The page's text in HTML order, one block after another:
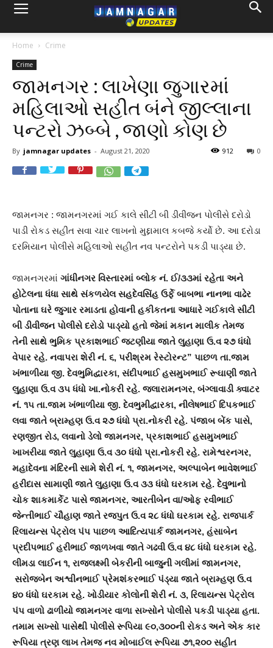
Home Crime
Crime
જામનગર : લાખેણા જુગારમાં
મહિલાઓ સહીત બંને જીલ્લાના
પન્ટરો ઝબ્બે , જાણો કોણ છે
By jamnagar updates - August 21, 2020 0
912
જામનગર : જામનગરમાં ગઈ કાલે સીટી બી ડીવીજન પોલીસે દરોડો
પાડી રોકડ સહીત સવા ચાર લાખનો મુદ્દામાલ કબજે કર્યો છે. આ દરોડા
દરમિયાન પોલીસે મહિલાઓ સહીત નવ પન્ટરોને પકડી પાડ્યા છે.
જામનગરમાં ગાંધીનગર વિસ્તારમાં બ્લોક નં. ઈ/૩૩માં રહેતા અને
હોટેલના ધંધા સાથે સંકળયેલ સહદેવસિંહ ઉર્ફે બાબભા નાનભા વાઢેર
પોતાના ઘરે જુગાર રમાડતા હોવાની હકીકતના આધારે ગઈકાલે સીટી
બી ડીવીજન પોલીસે દરોડો પાડ્યો હતો જેમાં મકાન માલીક તેમજ
તેની સાથે ભુમિક પ્રકાશભાઈ જટણીયા જાતે લુહાણા ઉ.વ ૨૭ ધંધો
વેપાર રહે. નવાપરા શેરી નં. ૬, પરીશ્રમ રેસ્ટોરન્‍ટ” પાછળ તા.જામ
ખંભાળીયા જી. દેવભુમિદ્વારકા, સંદીપભાઈ હસમુખભાઈ રૂઘાણી જાતે
લુહાણા ઉ.વ ૩૫ ધંધો ખા.નોકરી રહે. જલારામનગર, બંગ્લાવાડી ક્વાટર
નં. ૧૫ તા.જામ ખંભાળીયા જી. દેવભુમીદ્વારકા, નીલેષભાઈ દિપકભાઈ
લવા જાતે બ્રામ્હણ ઉ.વ ૨૭ ધંધો પ્રા.નોકરી રહે. પંજાબ બેંક પાસે,
રણજીત રોડ, લવાનો ડેલો જામનગર, પ્રકાશભાઈ હસમુખભાઈ
ખાખરીયા જાતે લુહાણા ઉ.વ ૩૦ ધંધો પ્રા.નોકરી રહે. રામેશ્વરનગર,
મહાદેવના મંદિરની સામે શેરી નં. ૧, જામનગર, અલ્પાબેન ભાવેશભાઈ
હરીદાસ સામાણી જાતે લુહાણા ઉ.વ ૩૩ ધંધો ઘરકામ રહે. દેવુભાનો
ચોક શાકમાર્કેટ પાસે જામનગર, આરતીબેન વા/ઓફ રવીભાઈ
જેન્‍તીભાઈ ચૌહાણ જાતે રજપુત ઉ.વ ૨૮ ધંધો ઘરકામ રહે. રાજપાર્ક
રિલાયન્‍સ પેટ્રોલ પંપ પાછળ આદિત્યપાર્ક જામનગર, હંસાબેન
પ્રદીપભાઈ હરીભાઈ જાળખવા જાતે ગઢવી ઉ.વ ૪૮ ધંધો ઘરકામ રહે.
લીમડા લાઈન ૧, રાજલક્ષ્મી બેકરીની બાજુની ગલીમાં જામનગર,
સરોજબેન અશ્વીનભાઈ પ્રેમશંકરભાઈ પંડ્યા જાતે બ્રામ્હણ ઉ.વ
૪૦ ધંધો ઘરકામ રહે. ખોડીયાર કોલોની શેરી નં. ૩, રિલાયન્‍સ પેટ્રોલ
પંપ વાળો ઢાળીયો જામનગર વાળા સખ્સોને પોલીસે પકડી પાડ્યા હતા.
તમામ સખ્સો પાસેથી પોલીસે રૂપિયા ૯૦,૩૦૦ની રોકડ અને એક કાર
રૂપિયા ત્રણ લાખ તેમજ નવ મોબાઈલ રૂપિયા ૭૧,૨૦૦ સહીત